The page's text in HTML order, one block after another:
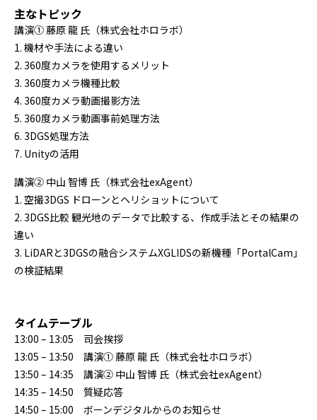
主なトピック
講演① 藤原 龍 氏（株式会社ホロラボ）
1. 機材や手法による違い
2. 360度カメラを使用するメリット
3. 360度カメラ機種比較
4. 360度カメラ動画撮影方法
5. 360度カメラ動画事前処理方法
6. 3DGS処理方法
7. Unityの活用
講演② 中山 智博 氏（株式会社exAgent）
1. 空撮3DGS ドローンとヘリショットについて
2. 3DGS比較 観光地のデータで比較する、作成手法とその結果の
違い
3. LiDARと3DGSの融合システムXGLIDSの新機種「PortalCam」
の検証結果
タイムテーブル
13:00 – 13:05 司会挨拶
13:05 – 13:50 講演① 藤原 龍 氏（株式会社ホロラボ）
13:50 – 14:35 講演② 中山 智博 氏（株式会社exAgent）
14:35 – 14:50 質疑応答
14:50 – 15:00 ボーンデジタルからのお知らせ